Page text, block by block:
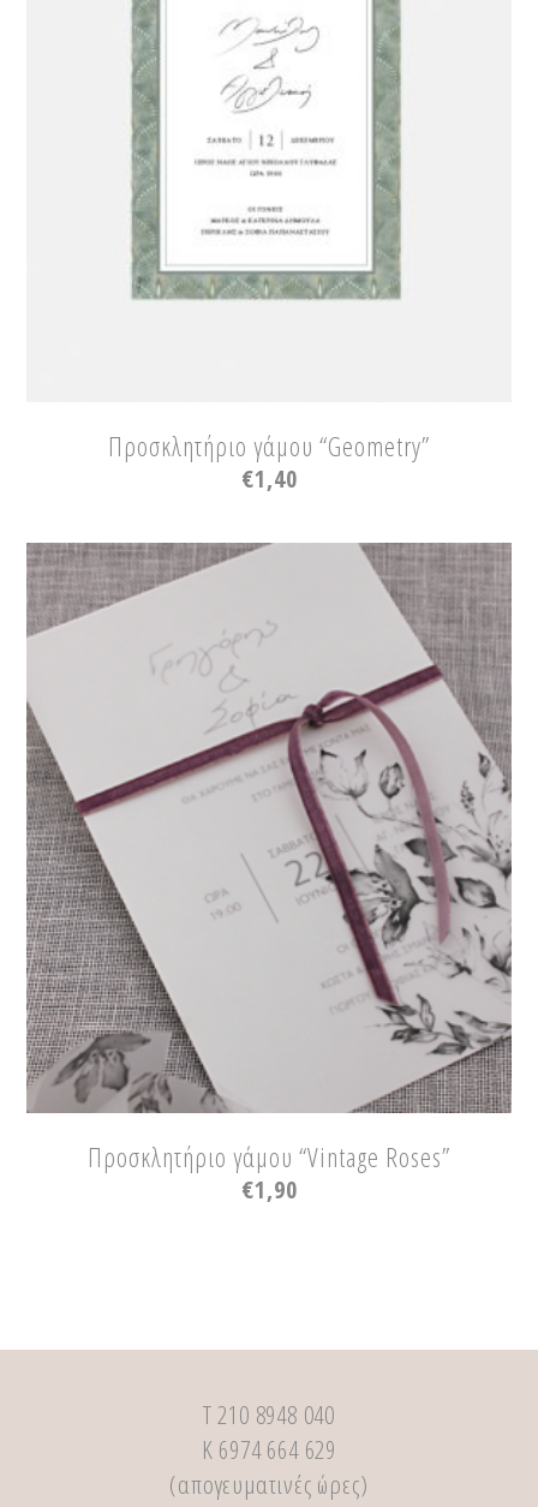
Προσκλητήριο γάμου “Geometry”
€1,40
Προσκλητήριο γάμου “Vintage Roses”
€1,90
Τ 210 8948 040
Κ 6974 664 629
(απογευματινές ώρες)